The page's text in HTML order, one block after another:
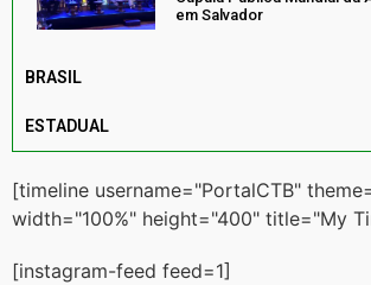
em Salvador
BRASIL
ESTADUAL
[timeline username="PortalCTB"
width="100%" height="400" title="My
[instagram-feed feed=1]